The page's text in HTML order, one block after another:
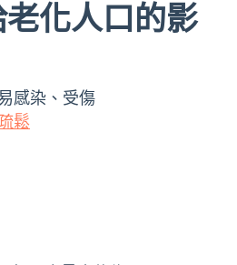
化人口的影
感染、受傷
鬆